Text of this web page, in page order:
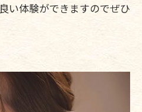
い体験ができますのでぜひ